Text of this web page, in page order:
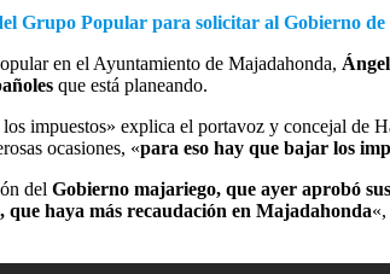
Grupo Popular para solicitar al Gobierno de
en el Ayuntamiento de Majadahonda,
que está planeando.
impuestos» explica el portavoz y concejal de
ocasiones, «para eso hay que bajar los
del Gobierno majariego, que ayer aprobó
que haya más recaudación en Majadahonda